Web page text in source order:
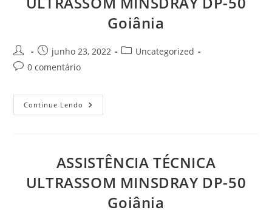
Goiânia
Autor
do
Post
publicado:
junho 23, 2022
Categoria
Uncategorized
Comentários
post:
0 comentário
Continue Lendo ASSISTÊNCIA
TÉCNICA
Goiânia
ASSISTÊNCIA TÉCNICA
ULTRASSOM MINSDRAY DP-50
Goiânia